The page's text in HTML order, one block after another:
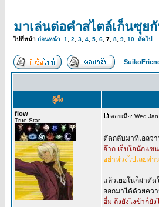
มาเล่นต่อคำสไตล์เก็นซุย
ไปที่หน้า ก่อนหน้า 1 2 3 4 5 6 7 8 9 10 ถัดไป
ผู้ตั้ง
flow
True Star
ตอบเมื่อ: Wed
ตัดกลับมาที่เอลว
อ๊าก เจ็บใจนักแข
อย่าห่วงไปเลยท่
แล้วเยอโน่ก็ผ่าตั
ออกมาได้ด้วยควา
ฮึ่ม ถึงยังไงข้าก็ยั